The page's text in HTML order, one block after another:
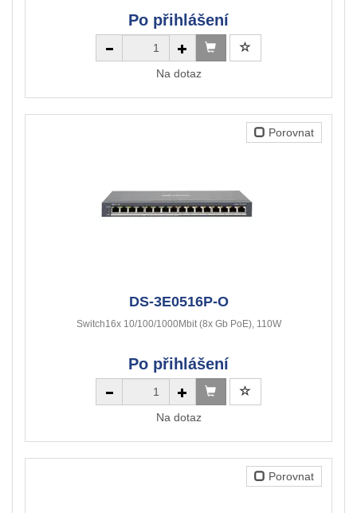
Po přihlášení
Na dotaz
Porovnat
DS-3E0516P-O
Switch16x 10/100/1000Mbit (8x Gb PoE), 110W
Po přihlášení
Na dotaz
Porovnat